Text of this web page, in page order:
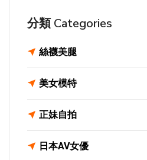
分類 Categories
絲襪美腿
美女模特
正妹自拍
日本AV女優